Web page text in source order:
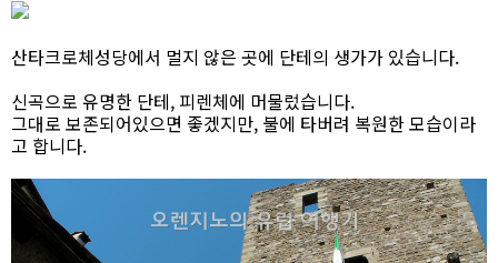
산타크로체성당에서 멀지 않은 곳에 단테의 생가가 있습니다.
신곡으로 유명한 단테, 피렌체에 머물렀습니다.
그대로 보존되어있으면 좋겠지만, 불에 타버려 복원한 모습이라
고 합니다.